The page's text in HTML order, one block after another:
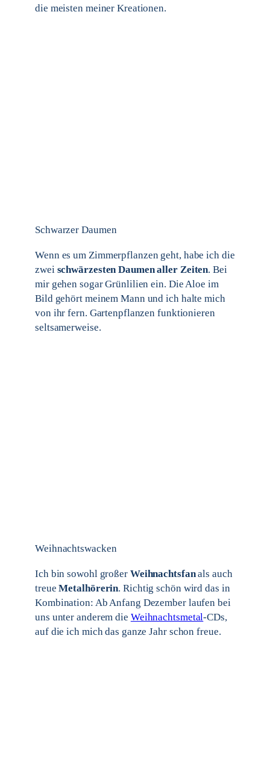
die meisten meiner Kreationen.
Schwarzer Daumen
Wenn es um Zimmerpflanzen geht, habe ich die
zwei schwärzesten Daumen aller Zeiten. Bei
mir gehen sogar Grünlilien ein. Die Aloe im
Bild gehört meinem Mann und ich halte mich
von ihr fern. Gartenpflanzen funktionieren
seltsamerweise.
Weihnachtswacken
Ich bin sowohl großer Weihnachtsfanals auch
treueMetalhörerin. Richtig schön wird das in
Kombination: Ab Anfang Dezember laufen bei
uns unter anderem die Weihnachtsmetal-CDs,
auf die ich mich das ganze Jahr schon freue.